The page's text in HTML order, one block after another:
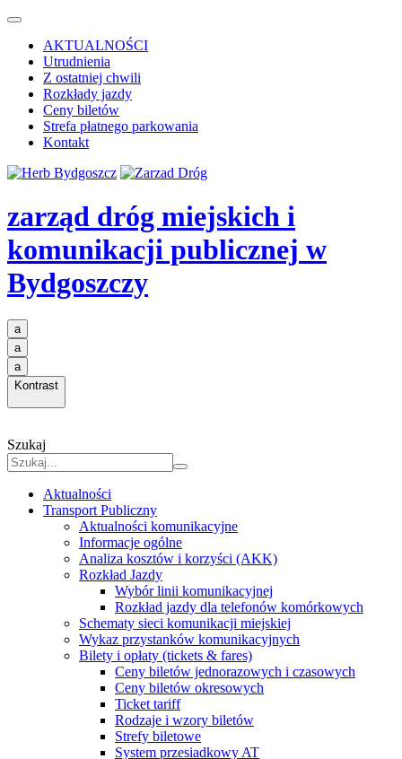
AKTUALNOŚCI
Utrudnienia
Z ostatniej chwili
Rozkłady jazdy
Ceny biletów
Strefa płatnego parkowania
Kontakt
zarząd dróg miejskich i
komunikacji publicznej w
Bydgoszczy
a
a
a
Kontrast
Szukaj
Aktualności
Transport Publiczny
Aktualności komunikacyjne
Informacje ogólne
Analiza kosztów i korzyści (AKK)
Rozkład Jazdy
Wybór linii komunikacyjnej
Rozkład jazdy dla telefonów komórkowych
Schematy sieci komunikacji miejskiej
Wykaz przystanków komunikacyjnych
Bilety i opłaty (tickets & fares)
Ceny biletów jednorazowych i czasowych
Ceny biletów okresowych
Ticket tariff
Rodzaje i wzory biletów
Strefy biletowe
System przesiadkowy AT